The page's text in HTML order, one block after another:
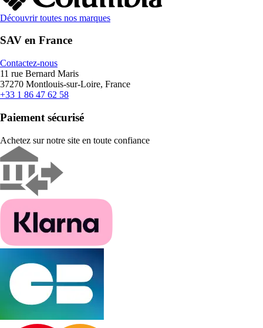
Découvrir toutes nos marques
SAV en France
Contactez-nous
11 rue Bernard Maris
37270 Montlouis-sur-Loire, France
+33 1 86 47 62 58
Paiement sécurisé
Achetez sur notre site en toute confiance